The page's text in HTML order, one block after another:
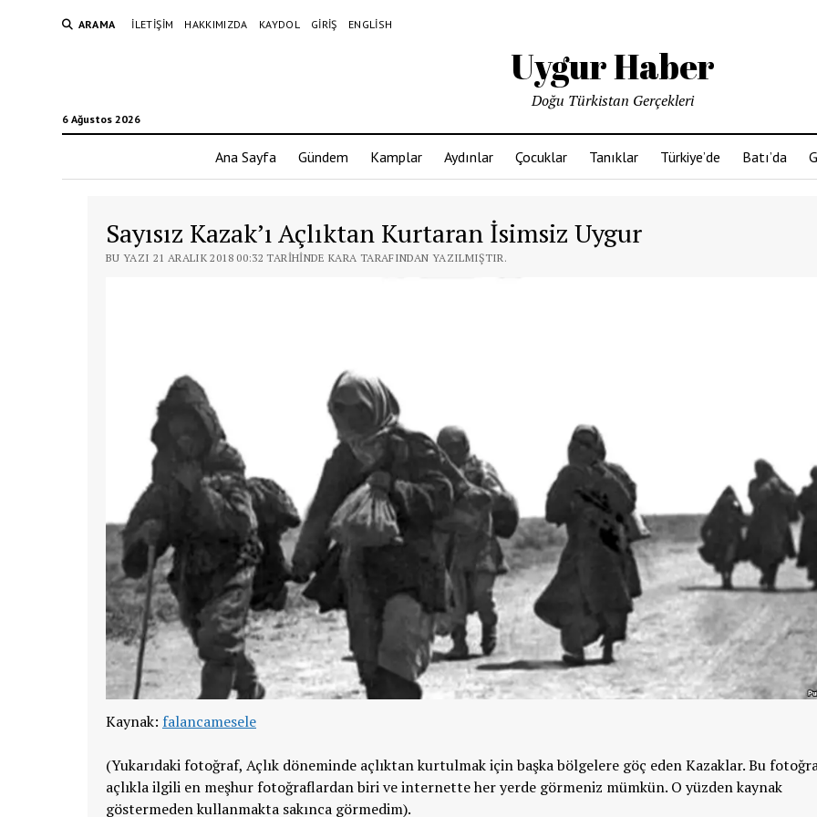
ARAMA İLETIŞIM HAKKIMIZDA KAYDOL GIRIŞ ENGLISH
Uygur Haber
6 Ağustos 2026
Doğu Türkistan Gerçekleri
Ana Sayfa Gündem Kamplar Aydınlar Çocuklar Tanıklar Türkiye’de Batı’da
Sayısız Kazak’ı Açlıktan Kurtaran İsimsiz Uygur
BU YAZI 21 ARALIK 2018 00:32 TARIHINDE KARA TARAFINDAN YAZILMIŞTIR.
Kaynak: falancamesele
(Yukarıdaki fotoğraf, Açlık döneminde açlıktan kurtulmak için başka bölgelere göç eden Kazaklar. Bu
açlıkla ilgili en meşhur fotoğraflardan biri ve internette her yerde görmeniz mümkün. O yüzden kaynak
göstermeden kullanmakta sakınca görmedim).